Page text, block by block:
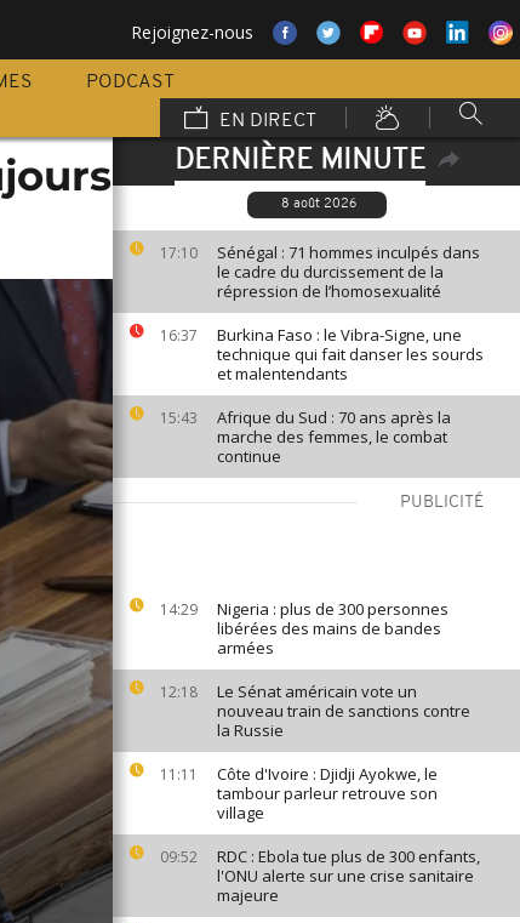
Rejoignez-nous
PODCAST
EN DIRECT
DERNIÈRE MINUTE
8 août 2026
17:10
Sénégal : 71 hommes inculpés dans
le cadre du durcissement de la
répression de l’homosexualité
16:37
Burkina Faso : le Vibra-Signe, une
technique qui fait danser les sourds
et malentendants
15:43
Afrique du Sud : 70 ans après la
marche des femmes, le combat
continue
PUBLICITÉ
14:29
Nigeria : plus de 300 personnes
libérées des mains de bandes
armées
12:18
Le Sénat américain vote un
nouveau train de sanctions contre
la Russie
11:11
Côte d'Ivoire : Djidji Ayokwe, le
tambour parleur retrouve son
village
09:52
RDC : Ebola tue plus de 300 enfants,
l'ONU alerte sur une crise sanitaire
majeure